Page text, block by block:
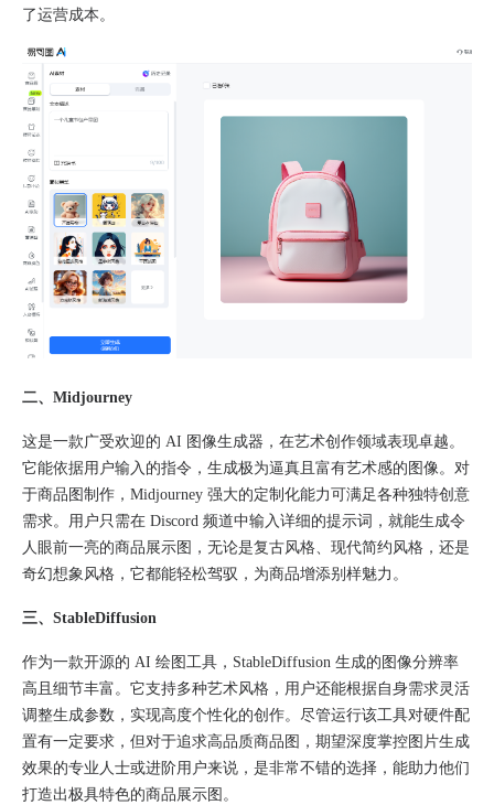
了运营成本。​
二、Midjourney
这是一款广受欢迎的 AI 图像生成器，在艺术创作领域表现卓越。
它能依据用户输入的指令，生成极为逼真且富有艺术感的图像。对
于商品图制作，Midjourney 强大的定制化能力可满足各种独特创意
需求。用户只需在 Discord 频道中输入详细的提示词，就能生成令
人眼前一亮的商品展示图，无论是复古风格、现代简约风格，还是
奇幻想象风格，它都能轻松驾驭，为商品增添别样魅力。​
三、StableDiffusion
作为一款开源的 AI 绘图工具，StableDiffusion 生成的图像分辨率
高且细节丰富。它支持多种艺术风格，用户还能根据自身需求灵活
调整生成参数，实现高度个性化的创作。尽管运行该工具对硬件配
置有一定要求，但对于追求高品质商品图，期望深度掌控图片生成
效果的专业人士或进阶用户来说，是非常不错的选择，能助力他们
打造出极具特色的商品展示图。​